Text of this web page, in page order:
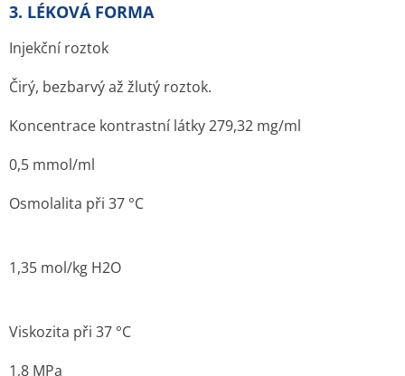
3. LÉKOVÁ FORMA
Injekční roztok
Čirý, bezbarvý až žlutý roztok.
Koncentrace kontrastní látky 279,32 mg/ml
0,5 mmol/ml
Osmolalita při 37 °C
1,35 mol/kg H2O
Viskozita při 37 °C
1,8 MPa